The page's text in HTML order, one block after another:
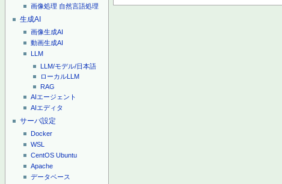
画像処理 自然言語処理
生成AI
画像生成AI
動画生成AI
LLM
LLM/モデル/日本語
ローカルLLM
RAG
AIエージェント
AIエディタ
サーバ設定
Docker
WSL
CentOS Ubuntu
Apache
データベース